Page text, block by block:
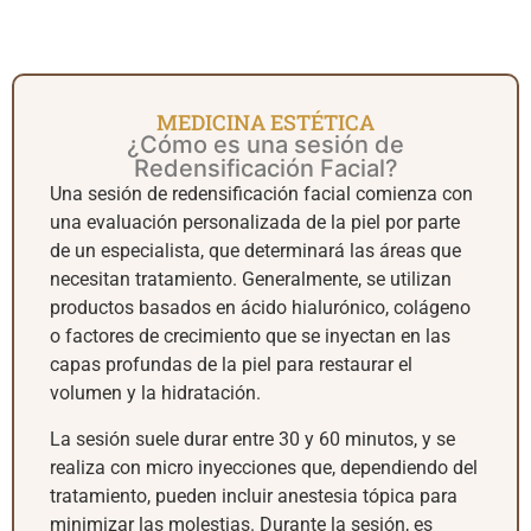
MEDICINA ESTÉTICA
¿Cómo es una sesión de
Redensificación Facial?
Una sesión de redensificación facial comienza con
una evaluación personalizada de la piel por parte
de un especialista, que determinará las áreas que
necesitan tratamiento. Generalmente, se utilizan
productos basados en ácido hialurónico, colágeno
o factores de crecimiento que se inyectan en las
capas profundas de la piel para restaurar el
volumen y la hidratación.
La sesión suele durar entre 30 y 60 minutos, y se
realiza con micro inyecciones que, dependiendo del
tratamiento, pueden incluir anestesia tópica para
minimizar las molestias. Durante la sesión, es